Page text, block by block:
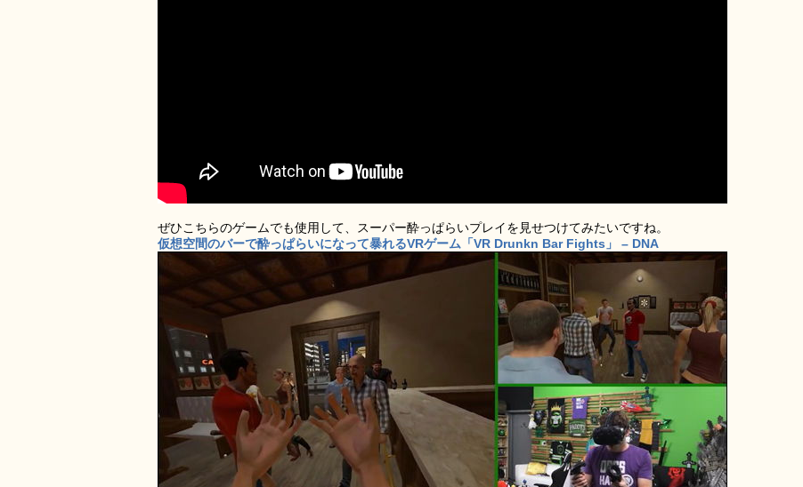
ぜひこちらのゲームでも使用して、スーパー酔っぱらいプレイを見せつけてみたいですね。
仮想空間のバーで酔っぱらいになって暴れるVRゲーム「VR Drunkn Bar Fights」 – DNA